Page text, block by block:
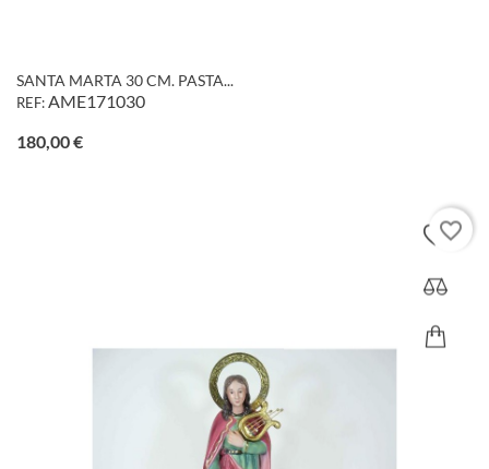
SANTA MARTA 30 CM. PASTA...
REF:AME171030
180,00 €Precio
favorite_border